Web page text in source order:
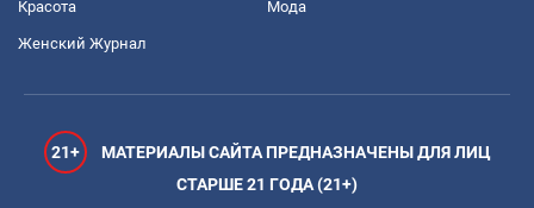
Красота Мода
Женский Журнал
21+
МАТЕРИАЛЫ САЙТА ПРЕДНАЗНАЧЕНЫ ДЛЯ ЛИЦ
СТАРШЕ 21 ГОДА (21+)